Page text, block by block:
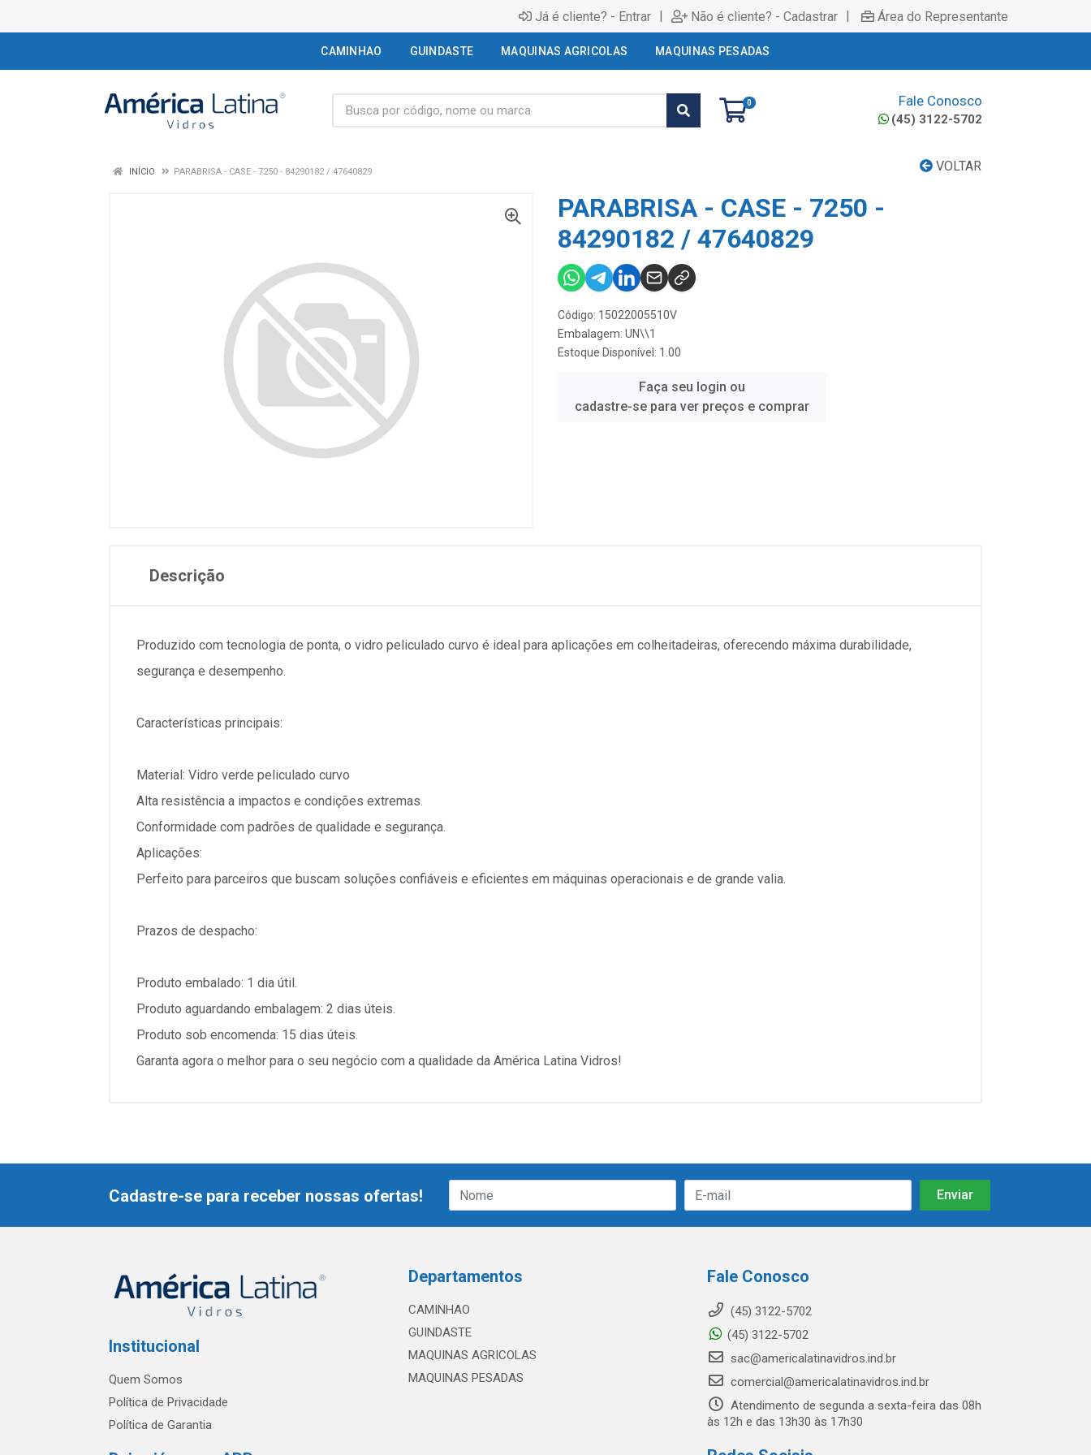
Já é cliente? - Entrar | Não é cliente? - Cadastrar | Área do Representante
CAMINHAO GUINDASTE MAQUINAS AGRICOLAS MAQUINAS PESADAS
0 Fale Conosco
(45) 3122-5702
VOLTAR
INÍCIO PARABRISA - CASE - 7250 - 84290182 / 47640829
PARABRISA - CASE - 7250 -
84290182 / 47640829
Código: 15022005510V
Embalagem: UN\\1
Estoque Disponível: 1.00
Faça seu login ou
cadastre-se para ver preços e comprar
Descrição
Produzido com tecnologia de ponta, o vidro peliculado curvo é ideal para aplicações em colheitadeiras, oferecendo máxima durabilidade,
segurança e desempenho.
Características principais:
Material: Vidro verde peliculado curvo
Alta resistência a impactos e condições extremas.
Conformidade com padrões de qualidade e segurança.
Aplicações:
Perfeito para parceiros que buscam soluções confiáveis e eficientes em máquinas operacionais e de grande valia.
Prazos de despacho:
Produto embalado: 1 dia útil.
Produto aguardando embalagem: 2 dias úteis.
Produto sob encomenda: 15 dias úteis.
Garanta agora o melhor para o seu negócio com a qualidade da América Latina Vidros!
Cadastre-se para receber nossas ofertas!
Institucional
Quem Somos
Política de Privacidade
Política de Garantia
Departamentos
CAMINHAO
GUINDASTE
MAQUINAS AGRICOLAS
MAQUINAS PESADAS
Fale Conosco
(45) 3122-5702
(45) 3122-5702
sac@americalatinavidros.ind.br
comercial@americalatinavidros.ind.br
Atendimento de segunda a sexta-feira das 08h
às 12h e das 13h30 às 17h30